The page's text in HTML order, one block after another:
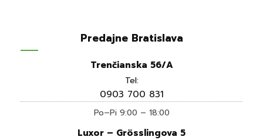
Predajne Bratislava
Trenčianska 56/A
Tel:
0903 700 831
Po–Pi 9:00 – 18:00
Luxor – Grösslingova 5